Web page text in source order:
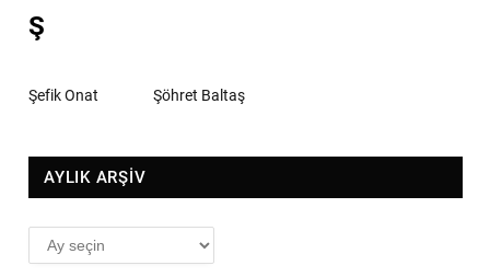
Ş
Şefik Onat Şöhret Baltaş
AYLIK ARŞİV
AYLIK
ARŞİV